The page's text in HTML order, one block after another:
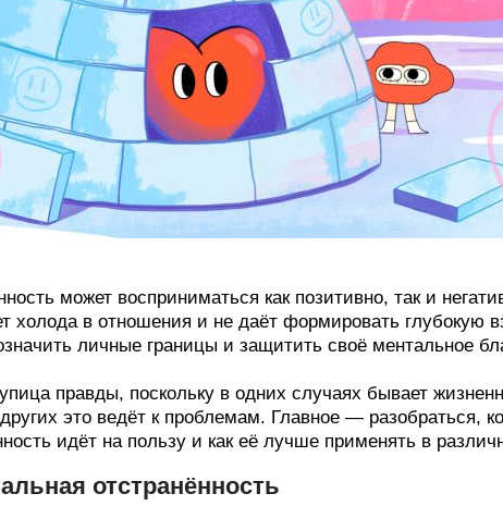
может восприниматься как позитивно, так и
холода в отношения и не даёт формировать глубокую
личные границы и защитить своё ментальное
правды, поскольку в одних случаях бывает
других это ведёт к проблемам. Главное — разобраться,
идёт на пользу и как её лучше применять в
отстранённость